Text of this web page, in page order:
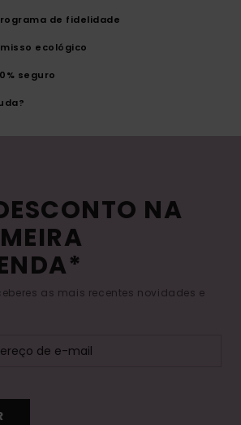
de fidelidade
ecológico
seguro
NA
as mais recentes novidades e